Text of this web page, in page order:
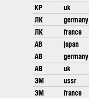
КР
uk
ЛК
germany
ЛК
france
АВ
japan
АВ
germany
АВ
uk
ЭМ
ussr
ЭМ
france